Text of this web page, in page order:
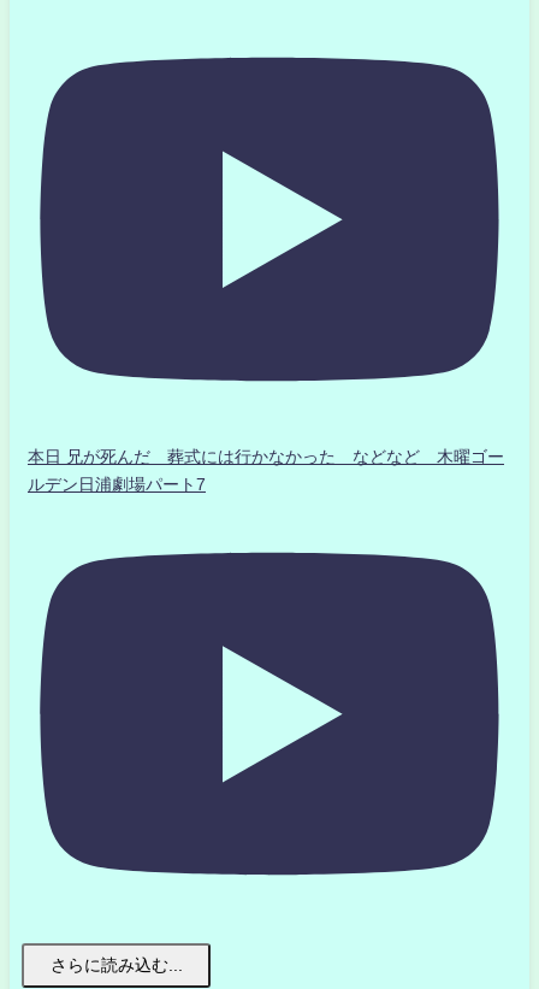
本日 兄が死んだ 葬式には行かなかった などなど 木曜ゴー
ルデン日浦劇場パート7
さらに読み込む...